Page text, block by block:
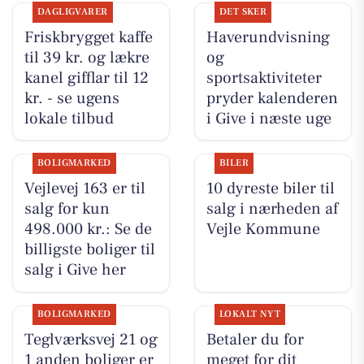
DAGLIGVARER
Friskbrygget kaffe
til 39 kr. og lækre
kanel gifflar til 12
kr. - se ugens
lokale tilbud
DET SKER
Haverundvisning
og
sportsaktiviteter
pryder kalenderen
i Give i næste uge
BOLIGMARKED
Vejlevej 163 er til
salg for kun
498.000 kr.: Se de
billigste boliger til
salg i Give her
BILER
10 dyreste biler til
salg i nærheden af
Vejle Kommune
BOLIGMARKED
Teglværksvej 21 og
LOKALT NYT
Betaler du for